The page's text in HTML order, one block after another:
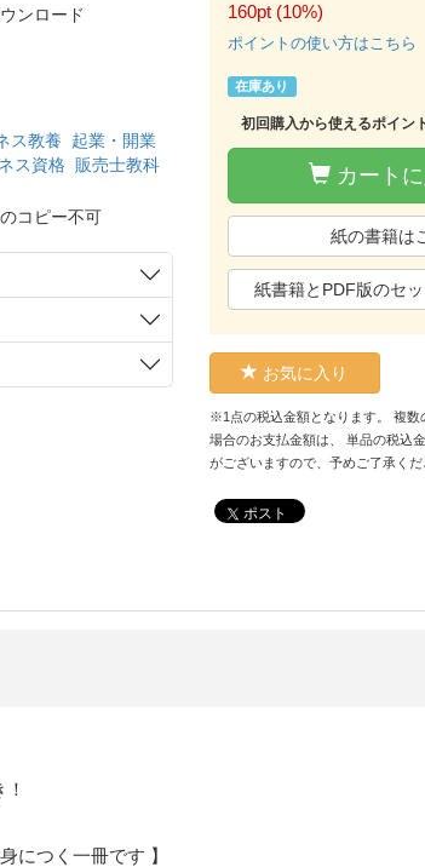
ンロード
ス教養
起業・開業
ス資格 販売士教科
コピー不可
160pt (10%)
ポイントの使い方はこちら
在庫あり
初回購入から使えるポイン
カート
紙の書籍は
紙書籍とPDF版のセ
お気に入り
※1点の税込金額となります。 複数
場合のお支払金額は、 単品の税込
がございますので、予めご了承くだ
ポスト
につく一冊です 】